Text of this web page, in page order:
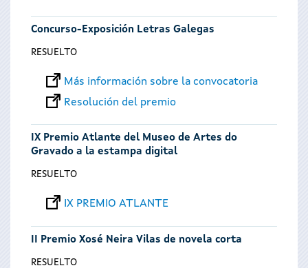
Concurso-Exposición Letras Galegas
RESUELTO
Más información sobre la convocatoria
Resolución del premio
IX Premio Atlante del Museo de Artes do
Gravado a la estampa digital
RESUELTO
IX PREMIO ATLANTE
II Premio Xosé Neira Vilas de novela corta
RESUELTO